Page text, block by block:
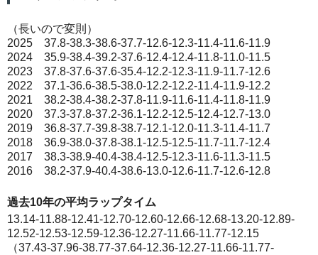
（長いので変則）
2025 37.8-38.3-38.6-37.7-12.6-12.3-11.4-11.6-11.9
2024 35.9-38.4-39.2-37.6-12.4-12.4-11.8-11.0-11.5
2023 37.8-37.6-37.6-35.4-12.2-12.3-11.9-11.7-12.6
2022 37.1-36.6-38.5-38.0-12.2-12.2-11.4-11.9-12.2
2021 38.2-38.4-38.2-37.8-11.9-11.6-11.4-11.8-11.9
2020 37.3-37.8-37.2-36.1-12.2-12.5-12.4-12.7-13.0
2019 36.8-37.7-39.8-38.7-12.1-12.0-11.3-11.4-11.7
2018 36.9-38.0-37.8-38.1-12.5-12.5-11.7-11.7-12.4
2017 38.3-38.9-40.4-38.4-12.5-12.3-11.6-11.3-11.5
2016 38.2-37.9-40.4-38.6-13.0-12.6-11.7-12.6-12.8
過去10年の平均ラップタイム
13.14-11.88-12.41-12.70-12.60-12.66-12.68-13.20-12.89-
12.52-12.53-12.59-12.36-12.27-11.66-11.77-12.15
（37.43-37.96-38.77-37.64-12.36-12.27-11.66-11.77-